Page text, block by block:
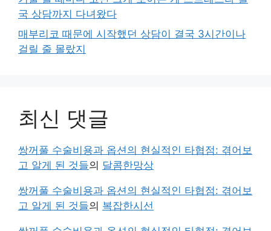
국 상담까지 다녀왔다
매부리코 때문에 시작했던 상담이 결국 3시간이나
걸릴 줄 몰랐지
최신 댓글
쌍꺼풀 수술비용과 옵션의 현실적인 타협점: 겪어보
고 알게 된 것들의 달콤한망상
쌍꺼풀 수술비용과 옵션의 현실적인 타협점: 겪어보
고 알게 된 것들의 복잡한시선